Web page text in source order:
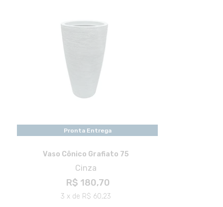
Pronta Entrega
Vaso Cônico Grafiato 75
Cinza
R$ 180,70
3 x de R$ 60,23